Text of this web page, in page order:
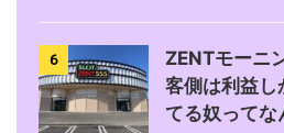
6
ZENTモーニ
客側は利益し
てる奴ってな